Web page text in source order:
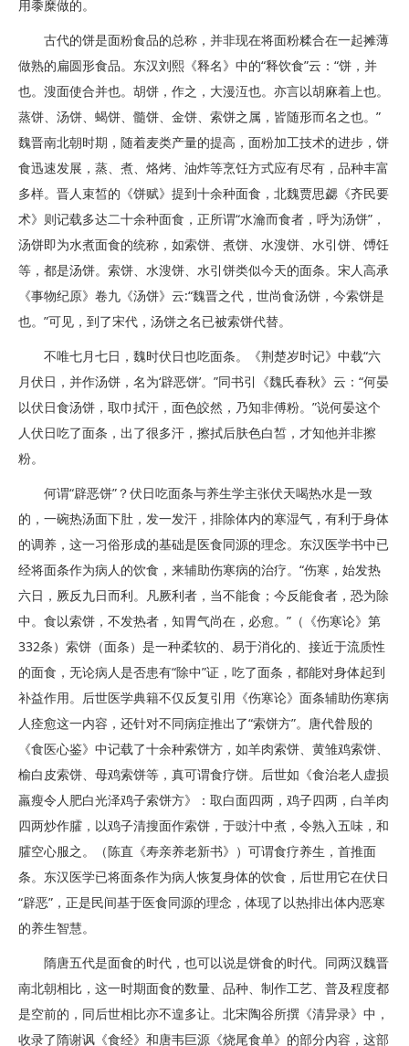
用黍糜做的。
古代的饼是面粉食品的总称，并非现在将面粉糅合在一起摊薄
做熟的扁圆形食品。东汉刘熙《释名》中的“释饮食”云：“饼，并
也。溲面使合并也。胡饼，作之，大漫沍也。亦言以胡麻着上也。
蒸饼、汤饼、蝎饼、髓饼、金饼、索饼之属，皆随形而名之也。”
魏晋南北朝时期，随着麦类产量的提高，面粉加工技术的进步，饼
食迅速发展，蒸、煮、烙烤、油炸等烹饪方式应有尽有，品种丰富
多样。晋人束皙的《饼赋》提到十余种面食，北魏贾思勰《齐民要
术》则记载多达二十余种面食，正所谓“水瀹而食者，呼为汤饼”，
汤饼即为水煮面食的统称，如索饼、煮饼、水溲饼、水引饼、馎饪
等，都是汤饼。索饼、水溲饼、水引饼类似今天的面条。宋人高承
《事物纪原》卷九《汤饼》云:“魏晋之代，世尚食汤饼，今索饼是
也。”可见，到了宋代，汤饼之名已被索饼代替。
不唯七月七日，魏时伏日也吃面条。《荆楚岁时记》中载“六
月伏日，并作汤饼，名为‘辟恶饼’。”同书引《魏氏春秋》云：“何晏
以伏日食汤饼，取巾拭汗，面色皎然，乃知非傅粉。”说何晏这个
人伏日吃了面条，出了很多汗，擦拭后肤色白皙，才知他并非擦
粉。
何谓“辟恶饼”？伏日吃面条与养生学主张伏天喝热水是一致
的，一碗热汤面下肚，发一发汗，排除体内的寒湿气，有利于身体
的调养，这一习俗形成的基础是医食同源的理念。东汉医学书中已
经将面条作为病人的饮食，来辅助伤寒病的治疗。“伤寒，始发热
六日，厥反九日而利。凡厥利者，当不能食；今反能食者，恐为除
中。食以索饼，不发热者，知胃气尚在，必愈。”（《伤寒论》第
332条）索饼（面条）是一种柔软的、易于消化的、接近于流质性
的面食，无论病人是否患有“除中”证，吃了面条，都能对身体起到
补益作用。后世医学典籍不仅反复引用《伤寒论》面条辅助伤寒病
人痊愈这一内容，还针对不同病症推出了“索饼方”。唐代昝殷的
《食医心鉴》中记载了十余种索饼方，如羊肉索饼、黄雏鸡索饼、
榆白皮索饼、母鸡索饼等，真可谓食疗饼。后世如《食治老人虚损
羸瘦令人肥白光泽鸡子索饼方》：取白面四两，鸡子四两，白羊肉
四两炒作臛，以鸡子清搜面作索饼，于豉汁中煮，令熟入五味，和
臛空心服之。（陈直《寿亲养老新书》）可谓食疗养生，首推面
条。东汉医学已将面条作为病人恢复身体的饮食，后世用它在伏日
“辟恶”，正是民间基于医食同源的理念，体现了以热排出体内恶寒
的养生智慧。
隋唐五代是面食的时代，也可以说是饼食的时代。同两汉魏晋
南北朝相比，这一时期面食的数量、品种、制作工艺、普及程度都
是空前的，同后世相比亦不遑多让。北宋陶谷所撰《清异录》中，
收录了隋谢讽《食经》和唐韦巨源《烧尾食单》的部分内容，这部